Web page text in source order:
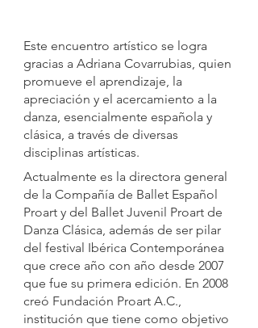
Este encuentro artístico se logra
gracias a Adriana Covarrubias, quien
promueve el aprendizaje, la
apreciación y el acercamiento a la
danza, esencialmente española y
clásica, a través de diversas
disciplinas artísticas.
Actualmente es la directora general
de la Compañía de Ballet Español
Proart y del Ballet Juvenil Proart de
Danza Clásica, además de ser pilar
del festival Ibérica Contemporánea
que crece año con año desde 2007
que fue su primera edición. En 2008
creó Fundación Proart A.C.,
institución que tiene como objetivo